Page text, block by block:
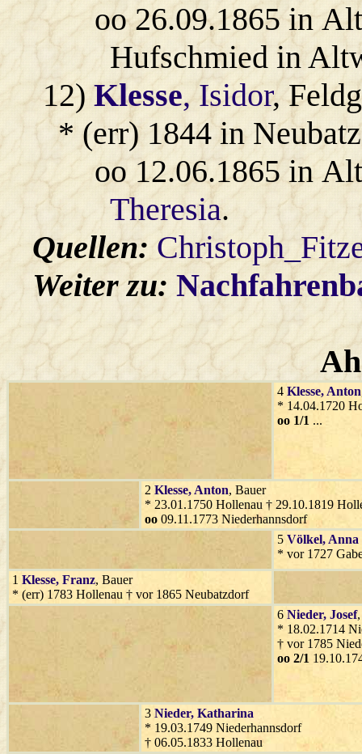
oo 26.09.1865 in
Hufschmied in
12)Klesse, Isidor,
* (err) 1844 in
oo 12.06.1865 in
Theresia.
Quellen:
Weiter zu:
4 Klesse, Anton
* 14.04.1720
oo 1/1 ...
2 Klesse, Anton, Bauer
* 23.01.1750 Hollenau † 29.10.1819
oo 09.11.1773 Niederhannsdorf
5 Völkel,
* vor 1727
1 Klesse, Franz, Bauer
* (err) 1783 Hollenau † vor 1865 Neubatzdorf
6 Nieder, Josef
* 18.02.1714
† vor 1785
oo 2/1
3 Nieder, Katharina
* 19.03.1749 Niederhannsdorf
† 06.05.1833 Hollenau